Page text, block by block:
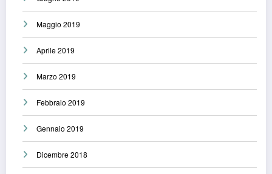
Maggio 2019
Aprile 2019
Marzo 2019
Febbraio 2019
Gennaio 2019
Dicembre 2018